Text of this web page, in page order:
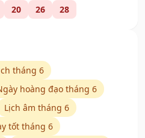
20 26 28
tháng 6
hoàng đạo tháng 6
Lịch âm tháng 6
tốt tháng 6